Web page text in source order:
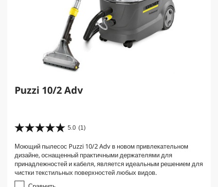
Puzzi 10/2 Adv
5.0 (1)
5
0
и
з
5
Моющий пылесос Puzzi 10/2 Adv в новом привлекательном
дизайне, оснащенный практичными держателями для
принадлежностей и кабеля, является идеальным решением для
чистки текстильных поверхностей любых видов.